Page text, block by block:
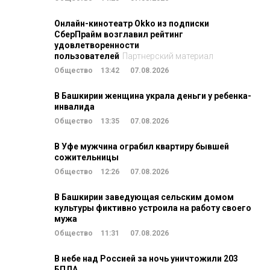
Онлайн-кинотеатр Okko из подписки
СберПрайм возглавил рейтинг
удовлетворенности
пользователей Партнерский материал
Общество 13:42 07.08.2026
В Башкирии женщина украла деньги у ребенка-
инвалида
Общество 13:35 07.08.2026
В Уфе мужчина ограбил квартиру бывшей
сожительницы
Общество 12:26 07.08.2026
В Башкирии заведующая сельским домом
культуры фиктивно устроила на работу своего
мужа
Общество 11:31 07.08.2026
В небе над Россией за ночь уничтожили 203